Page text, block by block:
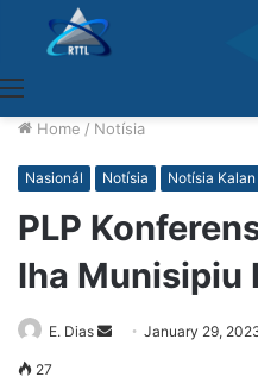
Home / Notísia
Nasionál Notísia Notísia Kalan
PLP
Iha Munisipiu
E. Dias
SendJanuary 29,
27